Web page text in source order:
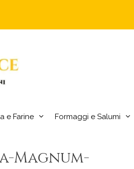
e Farine Formaggi e Salumi
Magnum-